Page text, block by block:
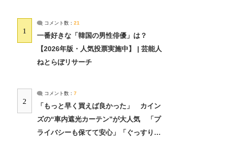
1
コメント数： 21
一番好きな「韓国の男性俳優」は？
【2026年版・人気投票実施中】 | 芸能人
ねとらぼリサーチ
2
コメント数： 7
「もっと早く買えば良かった」 カイン
ズの“車内遮光カーテン”が大人気 「プ
ライバシーも保てて安心」「ぐっすり眠